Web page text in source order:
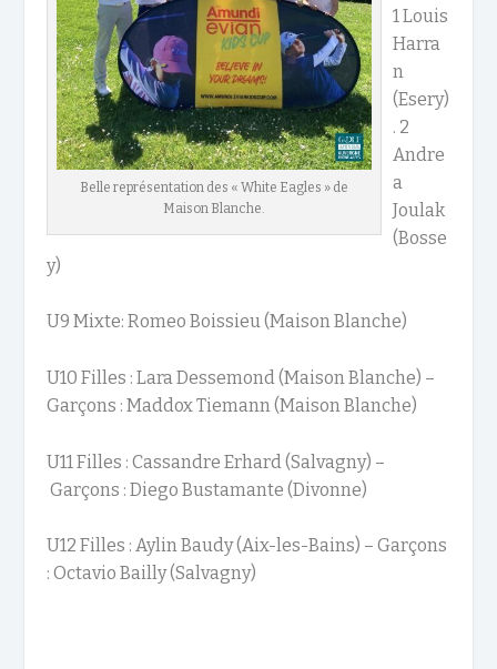
Belle représentation des « White Eagles » de
Maison Blanche.
1 Louis
Harra
n
(Esery)
. 2
Andre
a
Joulak
(Bosse
y)
U9 Mixte: Romeo Boissieu (Maison Blanche)
U10 Filles : Lara Dessemond (Maison Blanche) –
Garçons : Maddox Tiemann (Maison Blanche)
U11 Filles : Cassandre Erhard (Salvagny) –
Garçons : Diego Bustamante (Divonne)
U12 Filles : Aylin Baudy (Aix-les-Bains) – Garçons
: Octavio Bailly (Salvagny)